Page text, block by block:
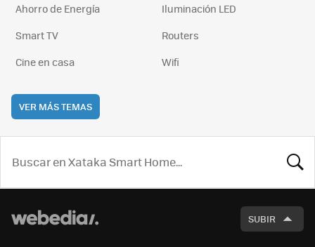
Ahorro de Energía
Iluminación LED
Smart TV
Routers
Cine en casa
Wifi
VER MÁS TEMAS
SUBIR